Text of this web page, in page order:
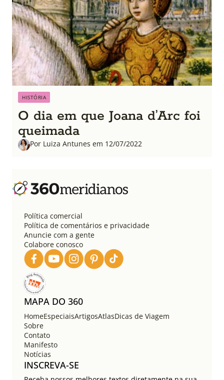
HISTÓRIA
O dia em que Joana d’Arc foi
queimada
Por Luiza Antunes em 12/07/2022
Política comercial
Política de comentários e privacidade
Anuncie com a gente
Colabore conosco
MAPA DO 360
HomeEspeciaisArtigosAtlasDicas de Viagem
Sobre
Contato
Manifesto
Notícias
INSCREVA-SE